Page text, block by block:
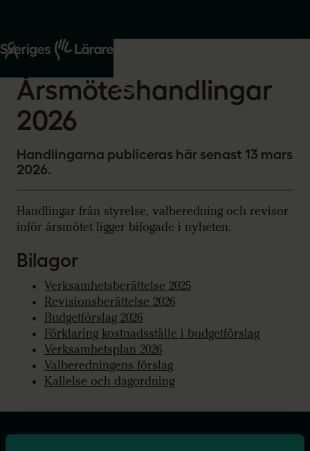
Start
Om oss
2026-02-20
Årsmöteshandlingar
2026
Handlingarna publiceras här senast 13 mars
2026.
Handlingar från styrelse, valberedning och revisor
inför årsmötet ligger bifogade i nyheten.
Bilagor
Verksamhetsberättelse 2025
Revisionsberättelse 2026
Budgetförslag 2026
Förklaring kostnadsställe i budgetförslag
Verksamhetsplan 2026
Valberedningens förslag
Kallelse och dagordning